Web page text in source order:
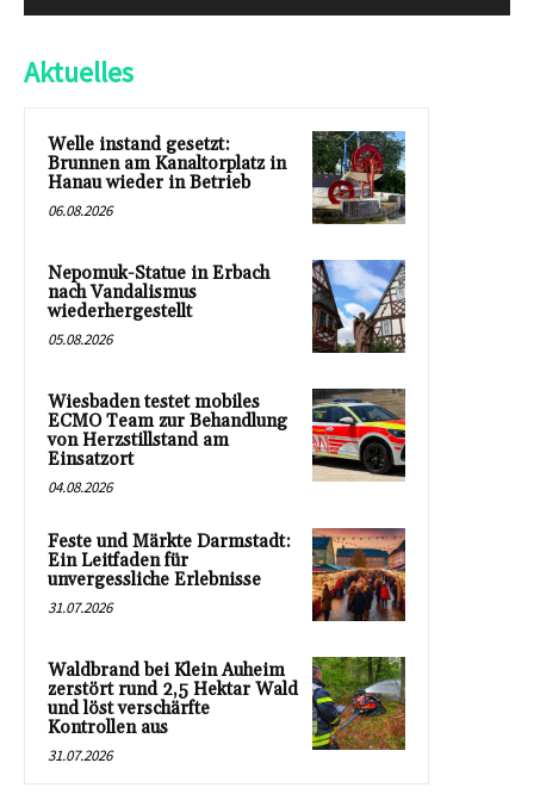
Aktuelles
Welle instand gesetzt:
Brunnen am Kanaltorplatz in
Hanau wieder in Betrieb
06.08.2026
Nepomuk-Statue in Erbach
nach Vandalismus
wiederhergestellt
05.08.2026
Wiesbaden testet mobiles
ECMO Team zur Behandlung
von Herzstillstand am
Einsatzort
04.08.2026
Feste und Märkte Darmstadt:
Ein Leitfaden für
unvergessliche Erlebnisse
31.07.2026
Waldbrand bei Klein Auheim
zerstört rund 2,5 Hektar Wald
und löst verschärfte
Kontrollen aus
31.07.2026